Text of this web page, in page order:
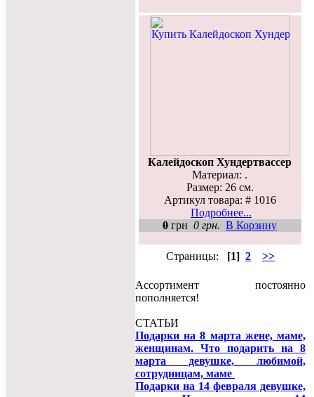
Калейдоскоп Хундертвассер
Материал: .
Размер: 26 см.
Артикул товара: # 1016
Подробнее...
0 грн 0 грн. В Корзину
Страницы: [1] 2 >>
Ассортимент постоянно
пополняется!
СТАТЬИ
Подарки на 8 марта жене, маме,
женщинам. Что подарить на 8
марта девушке, любимой,
сотрудницам, маме
Подарки на 14 февраля девушке,